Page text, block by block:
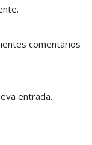
comentarios
entrada.